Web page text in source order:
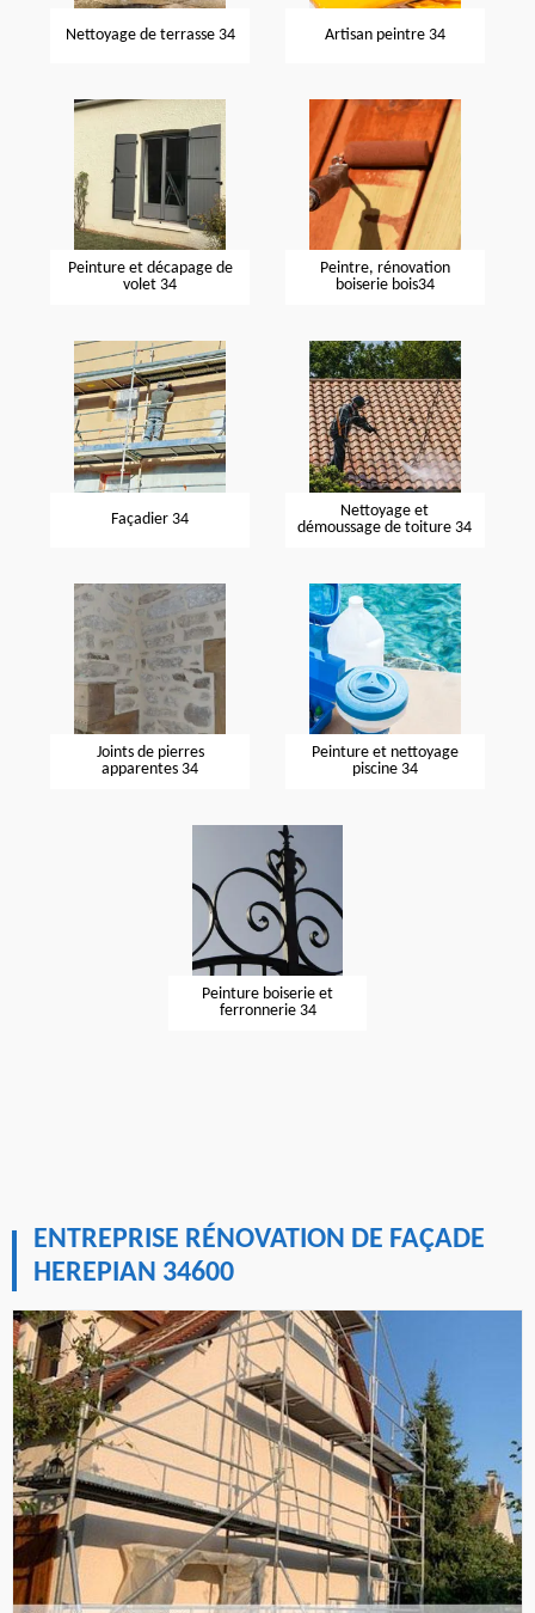
Nettoyage de terrasse 34 Artisan peintre 34
Peinture et décapage de
volet 34
Peintre, rénovation
boiserie bois34
Façadier 34
Nettoyage et
démoussage de toiture 34
Joints de pierres
apparentes 34
Peinture et nettoyage
piscine 34
Peinture boiserie et
ferronnerie 34
ENTREPRISE RÉNOVATION DE FAÇADE
HEREPIAN 34600